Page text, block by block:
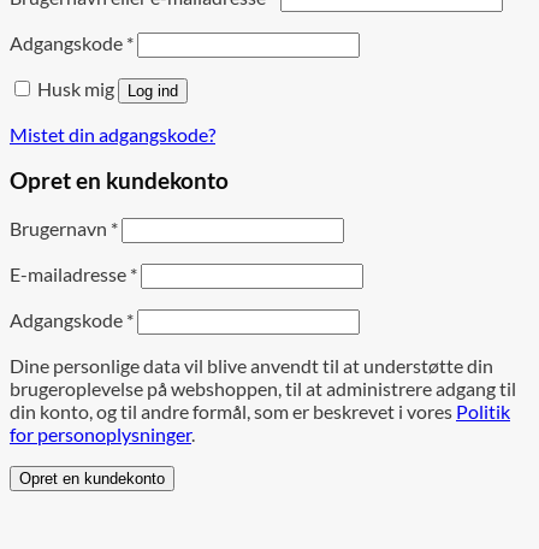
Adgangskode *
Husk mig
Log ind
Mistet din adgangskode?
Opret en kundekonto
Brugernavn *
E-mailadresse *
Adgangskode *
Dine personlige data vil blive anvendt til at understøtte din
brugeroplevelse på webshoppen, til at administrere adgang til
din konto, og til andre formål, som er beskrevet i vores Politik
for personoplysninger.
Opret en kundekonto